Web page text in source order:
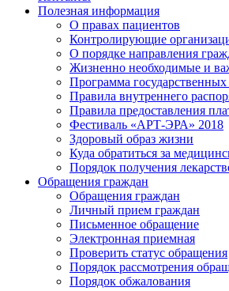
Полезная информация
О правах пациентов
Контролирующие
О порядке направления
Жизненно необходимые и
Программа государственных
Правила внутреннего
Правила предоставления
Фестиваль «АРТ-ЭРА» 2018
Здоровый образ жизни
Куда обратиться за
Порядок получения
Обращения граждан
Обращения граждан
Личный прием граждан
Письменное обращение
Электронная приемная
Проверить статус обращения
Порядок рассмотрения
Порядок обжалования